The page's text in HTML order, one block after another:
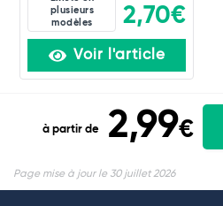
plusieurs
modèles
2,70€
Voir l'article
à partir de 2,99€
Page mise à jour le 30 juillet 2026